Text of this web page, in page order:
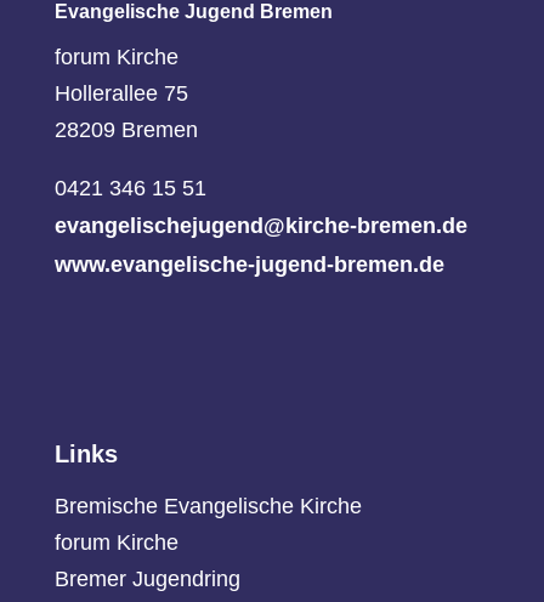
Evangelische Jugend Bremen
forum Kirche
Hollerallee 75
28209 Bremen
0421 346 15 51
evangelischejugend@kirche-bremen.de
www.evangelische-jugend-bremen.de
Links
Bremische Evangelische Kirche
forum Kirche
Bremer Jugendring